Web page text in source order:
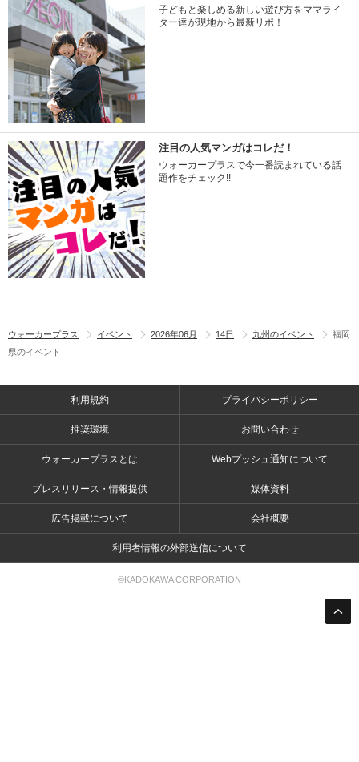
子どもと楽しめる新しい遊び方をママライ
ター達が現地から最新リポ！
注目の人気マンガはコレだ！
ウォーカープラスで今一番読まれている話
題作をチェック!!
ウォーカープラス イベント 2026年06月 14日 九州のイベント
福岡
県のイベント
利用規約 プライバシーポリシー
推奨環境 お問い合わせ
ウォーカープラスとは Webプッシュ通知について
プレスリリース・情報提供 媒体資料
広告掲載について 会社概要
利用者情報の外部送信について
©KADOKAWA CORPORATION